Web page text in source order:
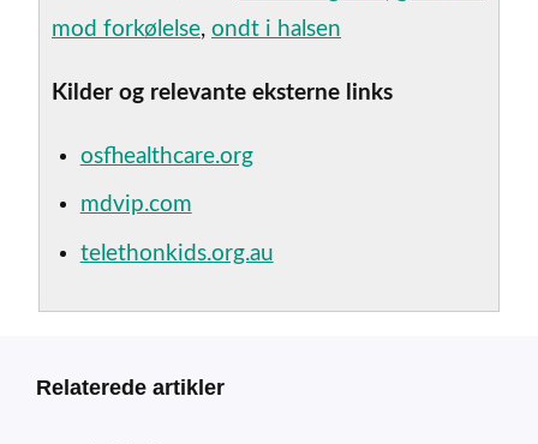
mod forkølelse, ondt i halsen
Kilder og relevante eksterne links
osfhealthcare.org
mdvip.com
telethonkids.org.au
Relaterede artikler